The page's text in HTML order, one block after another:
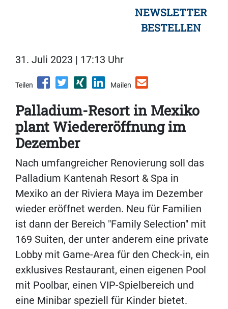
NEWSLETTER
BESTELLEN
31. Juli 2023 | 17:13 Uhr
Teilen Mailen
Palladium-Resort in Mexiko
plant Wiedereröffnung im
Dezember
Nach umfangreicher Renovierung soll das
Palladium Kantenah Resort & Spa in
Mexiko an der Riviera Maya im Dezember
wieder eröffnet werden. Neu für Familien
ist dann der Bereich "Family Selection" mit
169 Suiten, der unter anderem eine private
Lobby mit Game-Area für den Check-in, ein
exklusives Restaurant, einen eigenen Pool
mit Poolbar, einen VIP-Spielbereich und
eine Minibar speziell für Kinder bietet.